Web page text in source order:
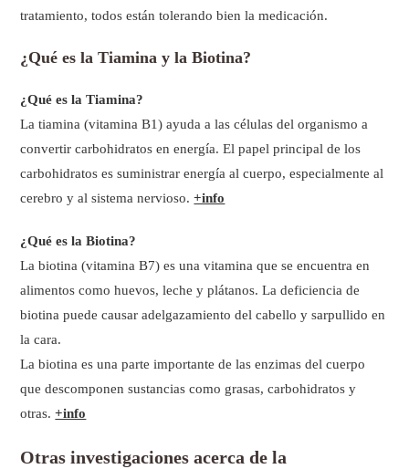
tratamiento, todos están tolerando bien la medicación.
¿Qué es la Tiamina y la Biotina?
¿Qué es la Tiamina?
La tiamina (vitamina B1) ayuda a las células del organismo a
convertir carbohidratos en energía. El papel principal de los
carbohidratos es suministrar energía al cuerpo, especialmente al
cerebro y al sistema nervioso.+info
¿Qué es la Biotina?
La biotina (vitamina B7) es una vitamina que se encuentra en
alimentos como huevos, leche y plátanos. La deficiencia de
biotina puede causar adelgazamiento del cabello y sarpullido en
la cara.
La biotina es una parte importante de las enzimas del cuerpo
que descomponen sustancias como grasas, carbohidratos y
otras.+info
Otras investigaciones acerca de la